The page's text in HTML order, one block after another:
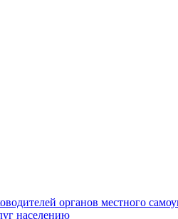
органов местного
населению